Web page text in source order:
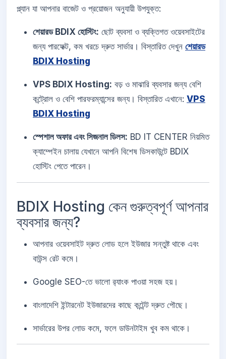
প্ল্যান যা আপনার বাজেট ও প্রয়োজন অনুযায়ী উপযুক্ত:
শেয়ারড BDIX হোস্টিং: ছোট ব্যবসা ও ব্যক্তিগত ওয়েবসাইটের
জন্য পারফেক্ট, কম খরচে দ্রুত সার্ভার। বিস্তারিত দেখুন শেয়ারড
BDIX Hosting
VPS BDIX Hosting: বড় ও মাঝারি ব্যবসার জন্য বেশি
কন্ট্রোল ও বেশি পারফরম্যান্সের জন্য। বিস্তারিত এখানে: VPS
BDIX Hosting
স্পেশাল অফার এবং সিজনাল ডিলস: BD IT CENTER নিয়মিত
ক্যাম্পেইন চালায় যেখানে আপনি বিশেষ ডিসকাউন্টে BDIX
হোস্টিং পেতে পারেন।
BDIX Hosting কেন গুরুত্বপূর্ণ আপনার
ব্যবসার জন্য?
আপনার ওয়েবসাইট দ্রুত লোড হলে ইউজার সন্তুষ্ট থাকে এবং
বাউন্স রেট কমে।
Google SEO-তে ভালো র‍্যাংক পাওয়া সহজ হয়।
বাংলাদেশি ইন্টারনেট ইউজারদের কাছে কন্টেন্ট দ্রুত পৌছে।
সার্ভারের উপর লোড কমে, ফলে ডাউনটাইম খুব কম থাকে।